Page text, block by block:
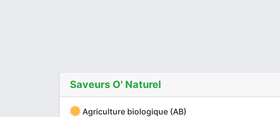
Saveurs O' Naturel
Agriculture biologique (AB)